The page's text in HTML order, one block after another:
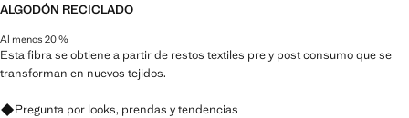
ALGODÓN RECICLADO
Al menos 20 %
Esta fibra se obtiene a partir de restos textiles pre y post consumo que se
transforman en nuevos tejidos.
Pregunta por looks, prendas y tendencias